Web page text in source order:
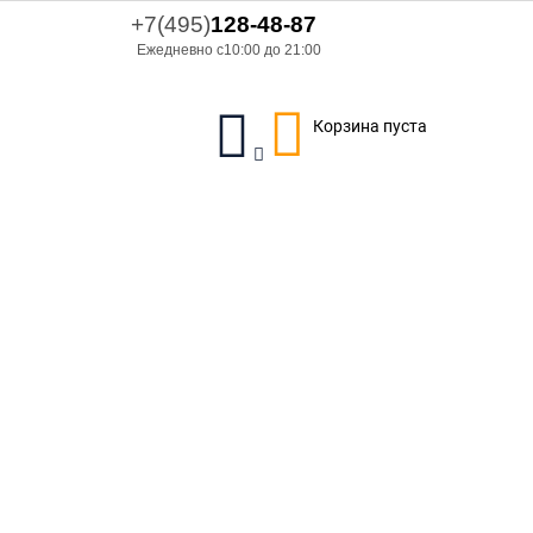
+7(495)128-48-87
Ежедневно с10:00 до 21:00
Корзина пуста